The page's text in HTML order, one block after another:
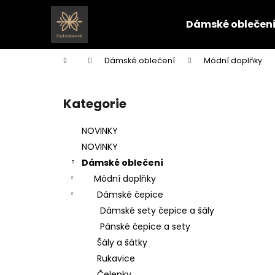
Dámské oblečení
Domů Dámské oblečení Módní doplňky
Přeskočit
kategorie
Kategorie
NOVINKY
NOVINKY
Dámské oblečení
Módní doplňky
Dámské čepice
Dámské sety čepice a šály
Pánské čepice a sety
Šály a šátky
Rukavice
í
Zpět
do
Zpět
do